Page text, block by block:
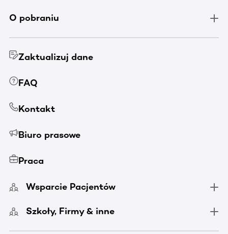
O pobraniu
Zaktualizuj dane
FAQ
Kontakt
Biuro prasowe
Praca
Wsparcie Pacjentów
Szkoły, Firmy & inne